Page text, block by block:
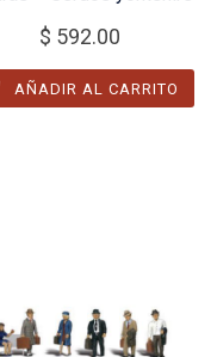
$ 592.00
AÑADIR AL CARRITO